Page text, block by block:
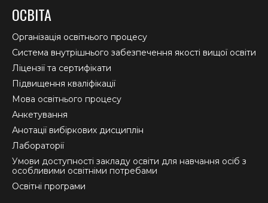
opens
in
new
window
opens
in
new
window
in
new
window
ОСВІТА
Організація освітнього процесу
Система внутрішнього забезпечення якості вищої освіти
Ліцензії та сертифікати
Підвищення кваліфікації
Мова освітнього процесу
Анкетування
Анотації вибіркових дисциплін
Лабораторії
Умови доступності закладу освіти для навчання осіб з
особливими освітніми потребами
Освітні програми